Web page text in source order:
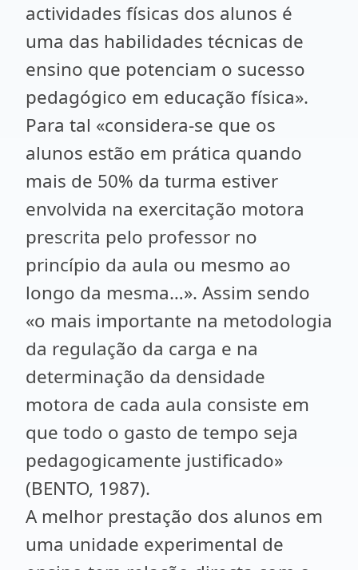
actividades físicas dos alunos é
uma das habilidades técnicas de
ensino que potenciam o sucesso
pedagógico em educação física».
Para tal «considera-se que os
alunos estão em prática quando
mais de 50% da turma estiver
envolvida na exercitação motora
prescrita pelo professor no
princípio da aula ou mesmo ao
longo da mesma…». Assim sendo
«o mais importante na metodologia
da regulação da carga e na
determinação da densidade
motora de cada aula consiste em
que todo o gasto de tempo seja
pedagogicamente justificado»
(BENTO, 1987).
A melhor prestação dos alunos em
uma unidade experimental de